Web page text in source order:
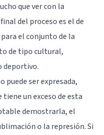
que ver con la
del proceso es el de
el conjunto de la
de tipo cultural,
deportivo.
puede ser expresada,
un exceso de esta
demostrarla, el
o la represión. Si